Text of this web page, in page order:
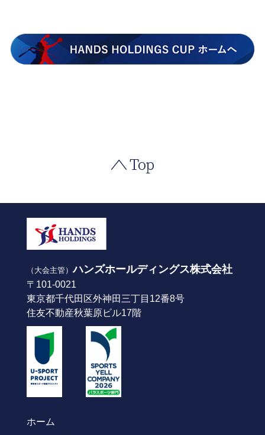
（大会主管）ハンズホールディングス株式会社
〒101-0021
東京都千代田区外神田三丁目12番8号
住友不動産秋葉原ビル17階
ホーム